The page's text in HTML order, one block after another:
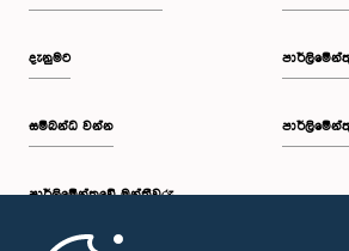
දැනුමට
සම්බන්ධ වන්න
පාර්ලි‌මේන්තුවේ මන්ත්‍රීවරු